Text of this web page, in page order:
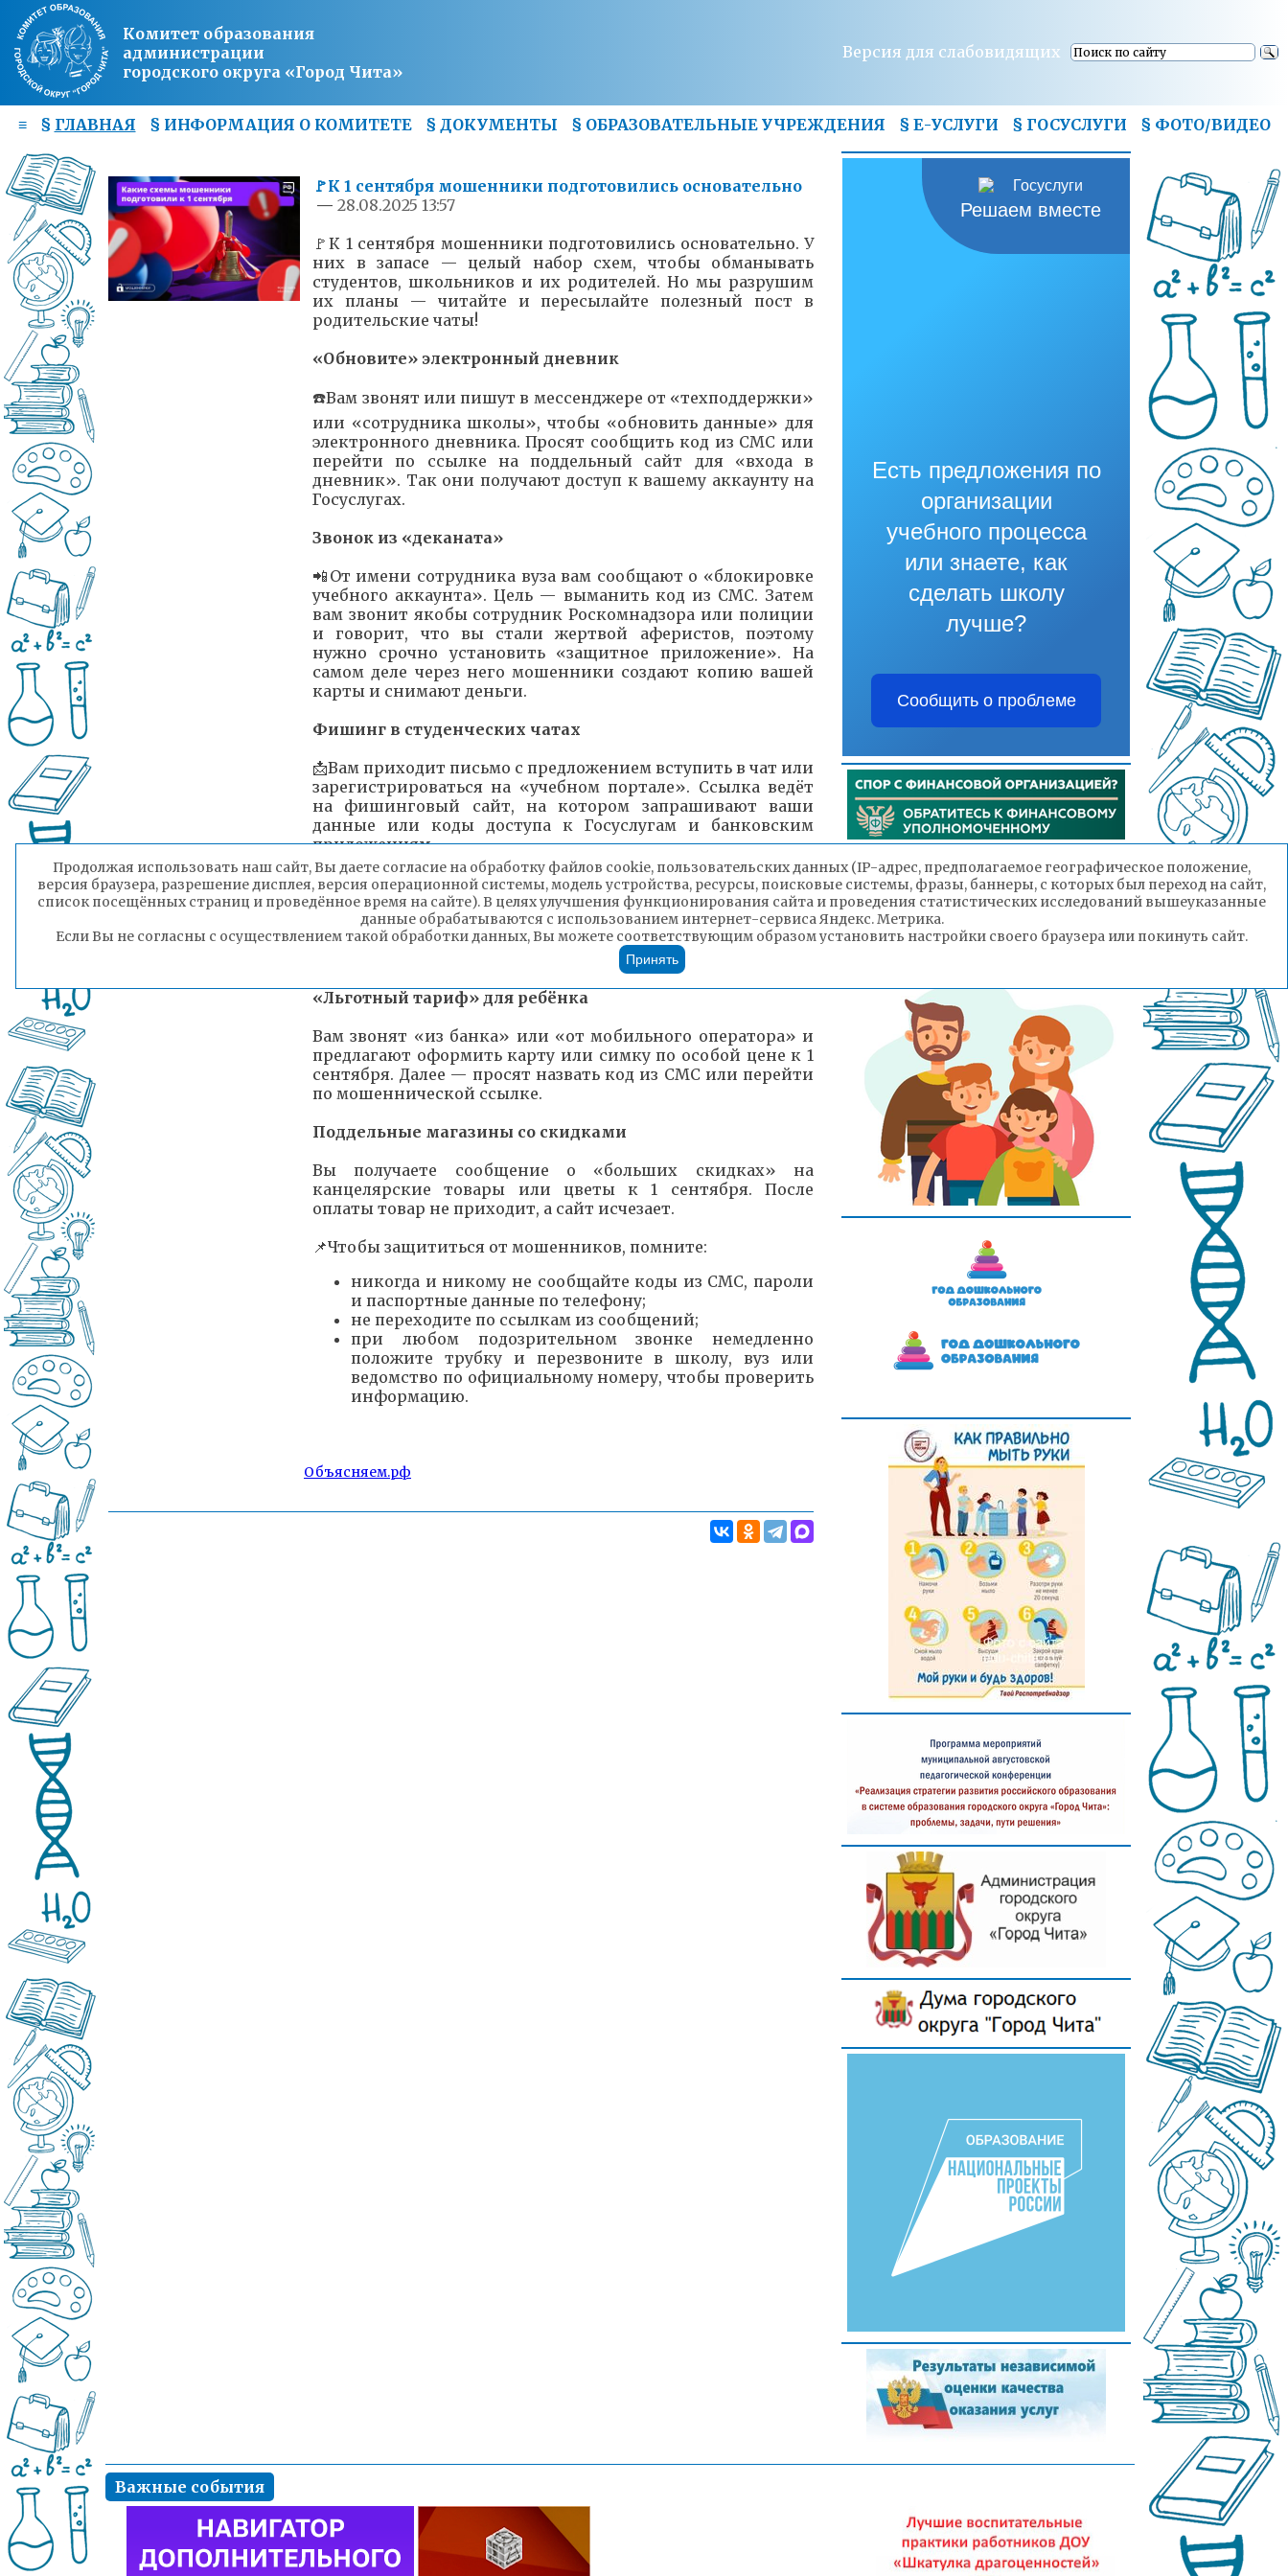
Комитет образования
администрации
городского округа «Город Чита»
Версия для слабовидящих
≡ § ГЛАВНАЯ § ИНФОРМАЦИЯ О КОМИТЕТЕ § ДОКУМЕНТЫ § ОБРАЗОВАТЕЛЬНЫЕ УЧРЕЖДЕНИЯ § Е-УСЛУГИ § ГОСУСЛУГИ § ФОТО/ВИДЕО
🚩К 1 сентября мошенники подготовились основательно
— 28.08.2025 13:57
🚩К 1 сентября мошенники подготовились основательно. У
них в запасе — целый набор схем, чтобы обманывать
студентов, школьников и их родителей. Но мы разрушим
их планы — читайте и пересылайте полезный пост в
родительские чаты!
«Обновите» электронный дневник
☎️Вам звонят или пишут в мессенджере от «техподдержки»
или «сотрудника школы», чтобы «обновить данные» для
электронного дневника. Просят сообщить код из СМС или
перейти по ссылке на поддельный сайт для «входа в
дневник». Так они получают доступ к вашему аккаунту на
Госуслугах.
Звонок из «деканата»
📲От имени сотрудника вуза вам сообщают о «блокировке
учебного аккаунта». Цель — выманить код из СМС. Затем
вам звонит якобы сотрудник Роскомнадзора или полиции
и говорит, что вы стали жертвой аферистов, поэтому
нужно срочно установить «защитное приложение». На
самом деле через него мошенники создают копию вашей
карты и снимают деньги.
Фишинг в студенческих чатах
📩Вам приходит письмо с предложением вступить в чат или
зарегистрироваться на «учебном портале». Ссылка ведёт
на фишинговый сайт, на котором запрашивают ваши
данные или коды доступа к Госуслугам и банковским
приложениям.
«Выплаты» к 1 сентября
🔗Мошенники сообщают о «выплатах» для родителей
перед новым учебным годом и просят перейти по ссылке,
«Льготный тариф» для ребёнка
Вам звонят «из банка» или «от мобильного оператора» и
предлагают оформить карту или симку по особой цене к 1
сентября. Далее — просят назвать код из СМС или перейти
по мошеннической ссылке.
Поддельные магазины со скидками
Вы получаете сообщение о «больших скидках» на
канцелярские товары или цветы к 1 сентября. После
оплаты товар не приходит, а сайт исчезает.
📌Чтобы защититься от мошенников, помните:
никогда и никому не сообщайте коды из СМС, пароли
и паспортные данные по телефону;
не переходите по ссылкам из сообщений;
при любом подозрительном звонке немедленно
положите трубку и перезвоните в школу, вуз или
ведомство по официальному номеру, чтобы проверить
информацию.
Объясняем.рф
Решаем вместе
Есть предложения по
организации
учебного процесса
или знаете, как
сделать школу
лучше?
Сообщить о проблеме
Важные события
Продолжая использовать наш сайт, Вы даете согласие на обработку файлов cookie, пользовательских данных (IP-адрес, предполагаемое географическое положение,
версия браузера, разрешение дисплея, версия операционной системы, модель устройства, ресурсы, поисковые системы, фразы, баннеры, с которых был переход на сайт,
список посещённых страниц и проведённое время на сайте). В целях улучшения функционирования сайта и проведения статистических исследований вышеуказанные
данные обрабатываются с использованием интернет-сервиса Яндекс. Метрика.
Если Вы не согласны с осуществлением такой обработки данных, Вы можете соответствующим образом установить настройки своего браузера или покинуть сайт.
Принять